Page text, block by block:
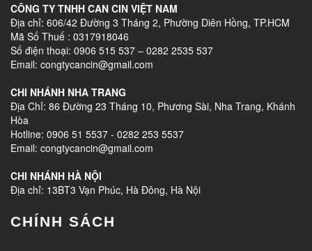
CÔNG TY TNHH CAN CIN VIỆT NAM
Địa chỉ: 606/42 Đường 3 Tháng 2, Phường Diên Hồng, TP.HCM
Mã Số Thuế : 0317918046
Số điện thoại: 0906 515 537 – 0282 2535 537
Email: congtycancin@gmail.com
CHI NHÁNH NHA TRANG
Địa Chỉ: 86 Đường 23 Tháng 10, Phương Sài, Nha Trang, Khánh
Hòa
Hotline: 0906 51 5537 - 0282 253 5537
Email: congtycancin@gmail.com
CHI NHÁNH HÀ NỘI
Địa chỉ: 13BT3 Vạn Phúc, Hà Đông, Hà Nội
CHÍNH SÁCH